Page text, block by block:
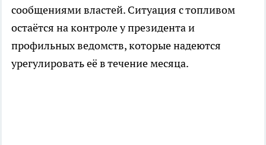
сообщениями властей. Ситуация с топливом
остаётся на контроле у президента и
профильных ведомств, которые надеются
урегулировать её в течение месяца.